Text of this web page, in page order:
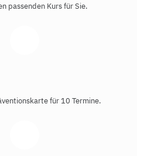
passenden Kurs für Sie.
für 10 Termine.